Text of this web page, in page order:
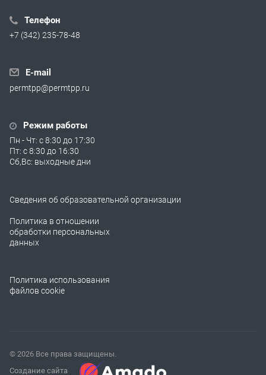
Телефон
+7 (342) 235-78-48
E-mail
permtpp@permtpp.ru
Режим работы
Пн - Чт: с 8:30 до 17:30
Пт: с 8:30 до 16:30
Сб,Вс: выходные дни
Сведения об образовательной организации
Политика в отношении
обработки персональных
данных
Политика использования
файлов cookie
© 2026 Все права защищены.
Создание сайта